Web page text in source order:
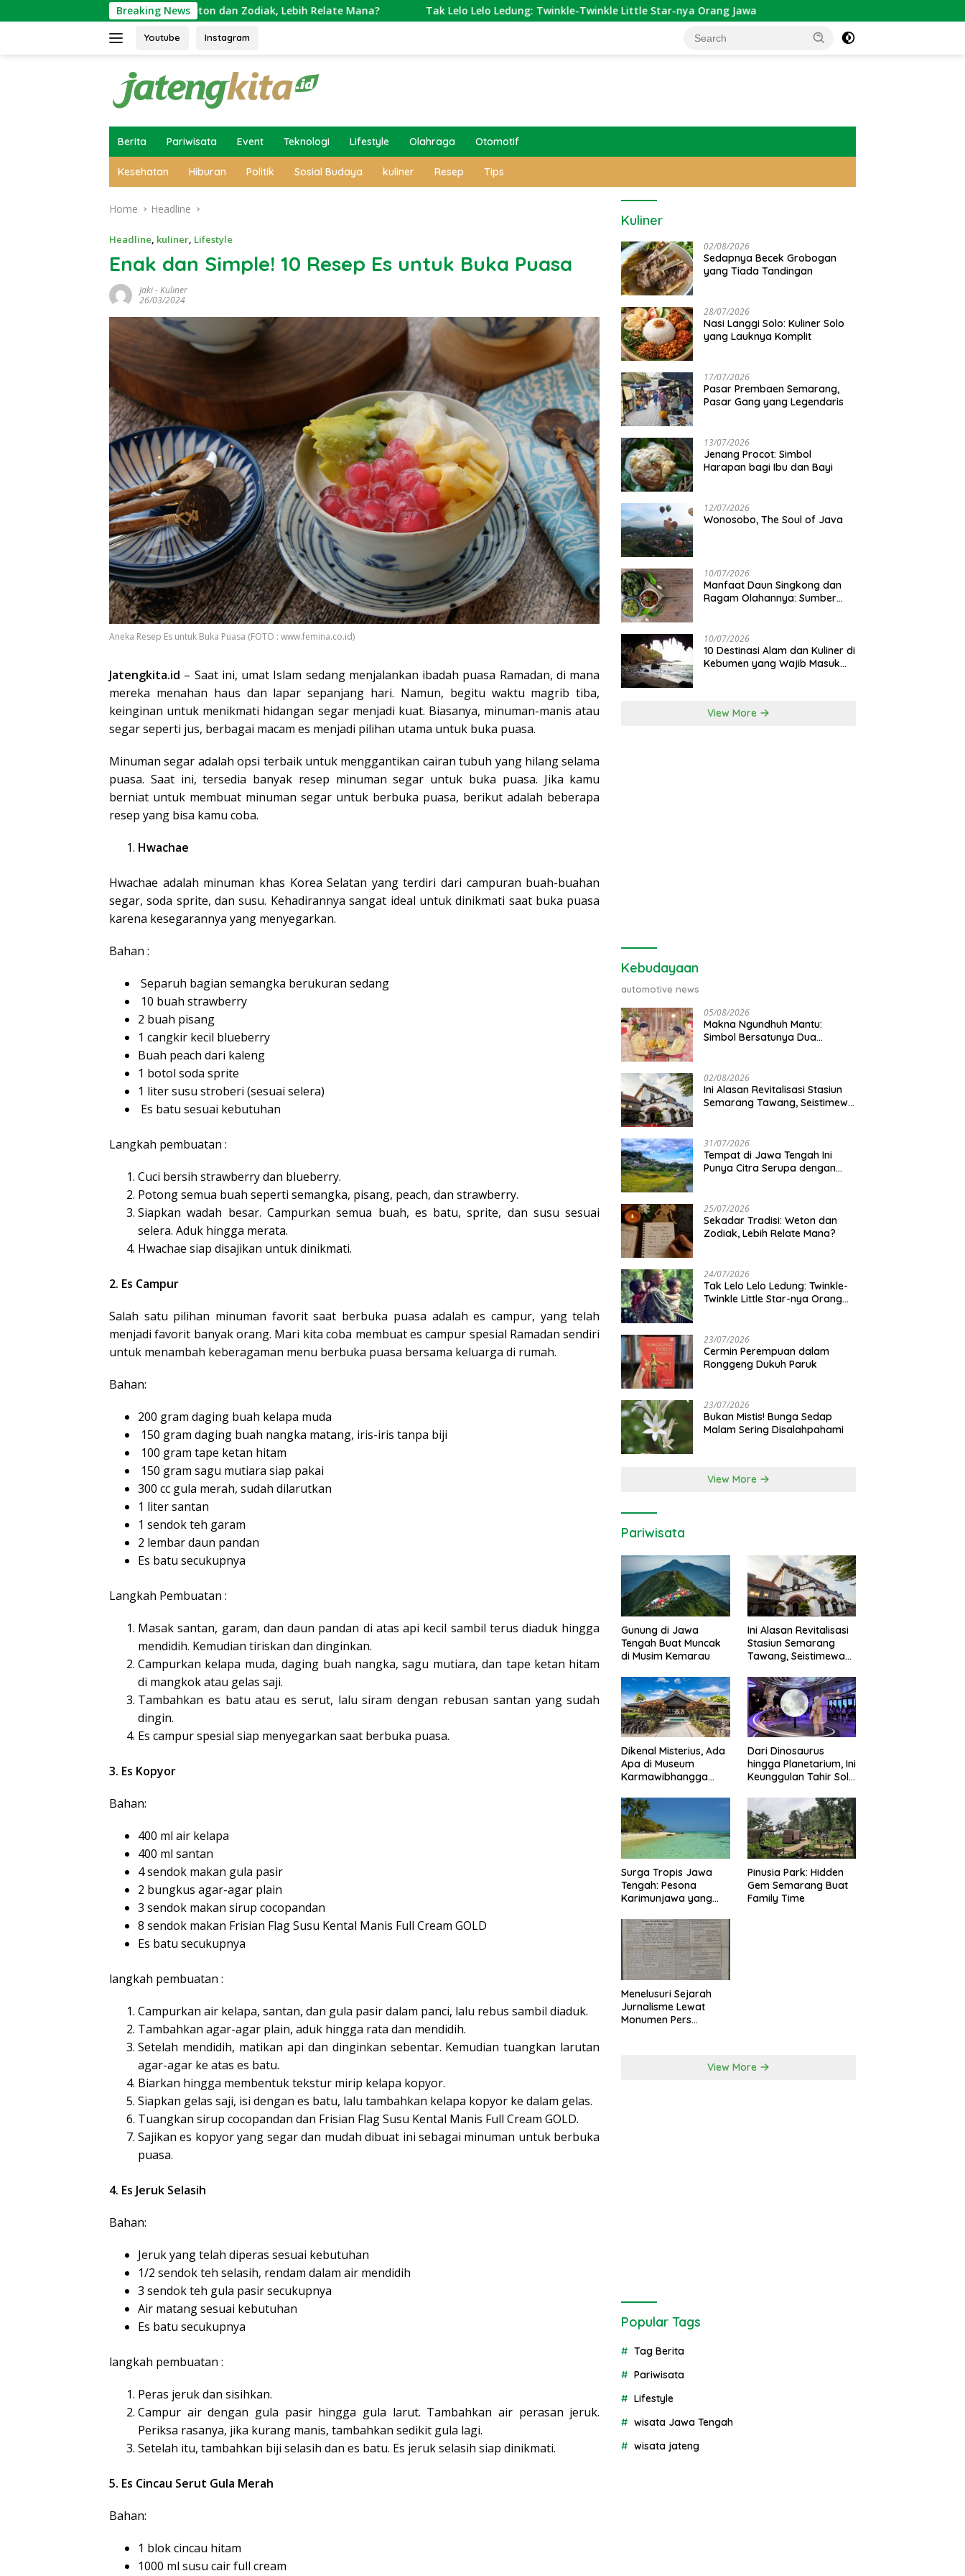
to
Breaking News
Sekadar Tradisi: Weton dan Zodiak, Lebih Relate Mana? Tak Lelo Lelo Ledung: Twinkle-Twinkle Little Star-nya Orang Jawa
Youtube Instagram
Berita Pariwisata Event Teknologi Lifestyle Olahraga Otomotif
Kesehatan Hiburan Politik Sosial Budaya kuliner Resep Tips
Home Headline
Headline, kuliner, Lifestyle
Enak dan Simple! 10 Resep Es untuk Buka Puasa
Jaki-Kuliner
26/03/2024
Aneka Resep Es untuk Buka Puasa (FOTO : www.femina.co.id)
Jatengkita.id – Saat ini, umat Islam sedang menjalankan ibadah puasa Ramadan, di mana
mereka menahan haus dan lapar sepanjang hari. Namun, begitu waktu magrib tiba,
keinginan untuk menikmati hidangan segar menjadi kuat. Biasanya, minuman-manis atau
segar seperti jus, berbagai macam es menjadi pilihan utama untuk buka puasa.
Minuman segar adalah opsi terbaik untuk menggantikan cairan tubuh yang hilang selama
puasa. Saat ini, tersedia banyak resep minuman segar untuk buka puasa. Jika kamu
berniat untuk membuat minuman segar untuk berbuka puasa, berikut adalah beberapa
resep yang bisa kamu coba.
Hwachae
Hwachae adalah minuman khas Korea Selatan yang terdiri dari campuran buah-buahan
segar, soda sprite, dan susu. Kehadirannya sangat ideal untuk dinikmati saat buka puasa
karena kesegarannya yang menyegarkan.
Bahan :
Separuh bagian semangka berukuran sedang
10 buah strawberry
2 buah pisang
1 cangkir kecil blueberry
Buah peach dari kaleng
1 botol soda sprite
1 liter susu stroberi (sesuai selera)
Es batu sesuai kebutuhan
Langkah pembuatan :
Cuci bersih strawberry dan blueberry.
Potong semua buah seperti semangka, pisang, peach, dan strawberry.
Siapkan wadah besar. Campurkan semua buah, es batu, sprite, dan susu sesuai
selera. Aduk hingga merata.
Hwachae siap disajikan untuk dinikmati.
2. Es Campur
Salah satu pilihan minuman favorit saat berbuka puasa adalah es campur, yang telah
menjadi favorit banyak orang. Mari kita coba membuat es campur spesial Ramadan sendiri
untuk menambah keberagaman menu berbuka puasa bersama keluarga di rumah.
Bahan:
200 gram daging buah kelapa muda
150 gram daging buah nangka matang, iris-iris tanpa biji
100 gram tape ketan hitam
150 gram sagu mutiara siap pakai
300 cc gula merah, sudah dilarutkan
1 liter santan
1 sendok teh garam
2 lembar daun pandan
Es batu secukupnya
Langkah Pembuatan :
Masak santan, garam, dan daun pandan di atas api kecil sambil terus diaduk hingga
mendidih. Kemudian tiriskan dan dinginkan.
Campurkan kelapa muda, daging buah nangka, sagu mutiara, dan tape ketan hitam
di mangkok atau gelas saji.
Tambahkan es batu atau es serut, lalu siram dengan rebusan santan yang sudah
dingin.
Es campur spesial siap menyegarkan saat berbuka puasa.
3. Es Kopyor
Bahan:
400 ml air kelapa
400 ml santan
4 sendok makan gula pasir
2 bungkus agar-agar plain
3 sendok makan sirup cocopandan
8 sendok makan Frisian Flag Susu Kental Manis Full Cream GOLD
Es batu secukupnya
langkah pembuatan :
Campurkan air kelapa, santan, dan gula pasir dalam panci, lalu rebus sambil diaduk.
Tambahkan agar-agar plain, aduk hingga rata dan mendidih.
Setelah mendidih, matikan api dan dinginkan sebentar. Kemudian tuangkan larutan
agar-agar ke atas es batu.
Biarkan hingga membentuk tekstur mirip kelapa kopyor.
Siapkan gelas saji, isi dengan es batu, lalu tambahkan kelapa kopyor ke dalam gelas.
Tuangkan sirup cocopandan dan Frisian Flag Susu Kental Manis Full Cream GOLD.
Sajikan es kopyor yang segar dan mudah dibuat ini sebagai minuman untuk berbuka
puasa.
4. Es Jeruk Selasih
Bahan:
Jeruk yang telah diperas sesuai kebutuhan
1/2 sendok teh selasih, rendam dalam air mendidih
3 sendok teh gula pasir secukupnya
Air matang sesuai kebutuhan
Es batu secukupnya
langkah pembuatan :
Peras jeruk dan sisihkan.
Campur air dengan gula pasir hingga gula larut. Tambahkan air perasan jeruk.
Periksa rasanya, jika kurang manis, tambahkan sedikit gula lagi.
Setelah itu, tambahkan biji selasih dan es batu. Es jeruk selasih siap dinikmati.
5. Es Cincau Serut Gula Merah
Bahan:
1 blok cincau hitam
1000 ml susu cair full cream
Kuliner
02/08/2026
Sedapnya Becek Grobogan
yang Tiada Tandingan
28/07/2026
Nasi Langgi Solo: Kuliner Solo
yang Lauknya Komplit
17/07/2026
Pasar Prembaen Semarang,
Pasar Gang yang Legendaris
13/07/2026
Jenang Procot: Simbol
Harapan bagi Ibu dan Bayi
12/07/2026
Wonosobo, The Soul of Java
10/07/2026
Manfaat Daun Singkong dan
Ragam Olahannya: Sumber
10/07/2026
10 Destinasi Alam dan Kuliner di
Kebumen yang Wajib Masuk
View More
Kebudayaan
automotive news
05/08/2026
Makna Ngundhuh Mantu:
Simbol Bersatunya Dua
02/08/2026
Ini Alasan Revitalisasi Stasiun
Semarang Tawang, Seistimewa
31/07/2026
Tempat di Jawa Tengah Ini
Punya Citra Serupa dengan
25/07/2026
Sekadar Tradisi: Weton dan
Zodiak, Lebih Relate Mana?
24/07/2026
Tak Lelo Lelo Ledung: Twinkle-
Twinkle Little Star-nya Orang
23/07/2026
Cermin Perempuan dalam
Ronggeng Dukuh Paruk
23/07/2026
Bukan Mistis! Bunga Sedap
Malam Sering Disalahpahami
View More
Pariwisata
Gunung di Jawa
Tengah Buat Muncak
di Musim Kemarau
Ini Alasan Revitalisasi
Stasiun Semarang
Tawang, Seistimewa
Dikenal Misterius, Ada
Apa di Museum
Karmawibhangga
Dari Dinosaurus
hingga Planetarium, Ini
Keunggulan Tahir Solo
Surga Tropis Jawa
Tengah: Pesona
Karimunjawa yang
Pinusia Park: Hidden
Gem Semarang Buat
Family Time
Menelusuri Sejarah
Jurnalisme Lewat
Monumen Pers
View More
Popular Tags
Tag Berita
Pariwisata
Lifestyle
wisata Jawa Tengah
wisata jateng